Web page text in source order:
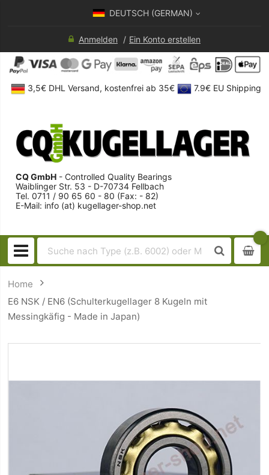
DEUTSCH (GERMAN)
Anmelden Ein Konto erstellen
3,5€ DHL Versand, kostenfrei ab 35€ 7.9€ EU Shipping
CQ GmbH - Controlled Quality Bearings
Waiblinger Str. 53 - D-70734 Fellbach
Tel. 0711 / 90 65 60 - 80 (Fax: - 82)
E-Mail: info (at) kugellager-shop.net
Home
E6 NSK / EN6 (Schulterkugellager 8 Kugeln mit
Messingkäfig - Made in Japan)